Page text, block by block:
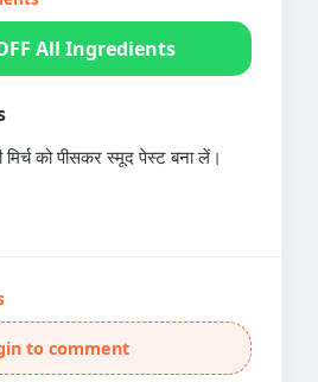
All Ingredients
को पीसकर स्मूद पेस्ट बना लें।
to comment